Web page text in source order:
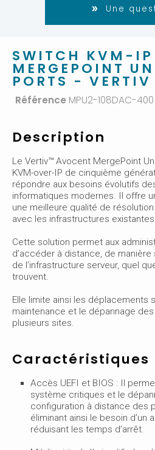
Une
SWITCH KVM-IP
MERGEPOINT
PORTS - VERTIV
Référence MPU2-108DAC-400
Description
Le Vertiv™ Avocent MergePoint
KVM-over-IP de cinquième
répondre aux besoins évolutifs
informatiques modernes. Il offre
une meilleure qualité de
avec les infrastructures
Cette solution permet aux
d’accéder à distance, de manière
de l’infrastructure serveur, quel
trouvent.
Elle limite ainsi les déplacements
maintenance et le dépannage
plusieurs sites.
Caractéristiques
Accès UEFI et BIOS : Il
système critiques et le
configuration à distance des
éliminant ainsi le besoin d’un
réduisant les temps d’arrêt.